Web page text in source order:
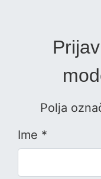
Polja
Ime *